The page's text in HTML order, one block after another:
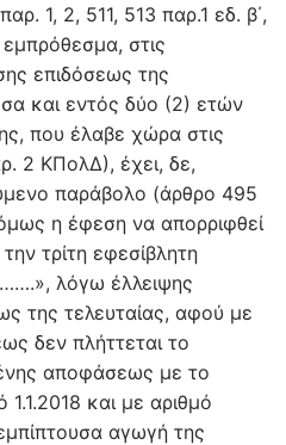
1, 2, 511, 513 παρ.1 εδ. β΄,
στις
επιδόσεως της
και εντός δύο (2) ετών
που έλαβε χώρα στις
2 ΚΠολΔ), έχει, δε,
παράβολο (άρθρο 495
η έφεση να απορριφθεί
τρίτη εφεσίβλητη
λόγω έλλειψης
της τελευταίας, αφού με
δεν πλήττεται το
αποφάσεως με το
και με αριθμό
αγωγή της